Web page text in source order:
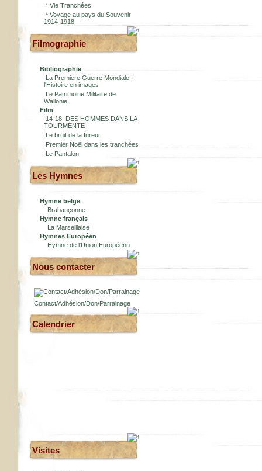
* Vie Tranchées
* Voyage au pays du Souvenir
1914-1918
Filmographie
Bibliographie
La Première Guerre Mondiale :
l'Histoire en images
Le Patrimoine Militaire de
Wallonie
Film
14-18. DES HOMMES DANS LA
TOURMENTE
Le bruit de la fureur
Premier Noël dans les tranchées
Le Pantalon
Les Hymnes
Hymne belge
Brabançonne
Hymne français
La Marseillaise
Hymnes Européen
Hymne de l'Union Européenn
Nous contacter
Contact/Adhésion/Don/Parrainage
Calendrier
Visites